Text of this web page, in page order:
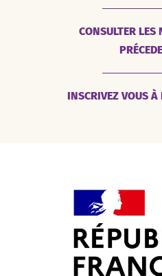
CONSULTER LES
INSCRIVEZ VOUS À